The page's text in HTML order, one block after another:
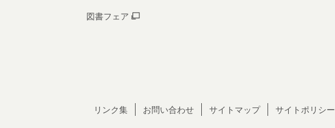
図書フェア
リンク集 お問い合わせ サイトマップ サイトポリシー